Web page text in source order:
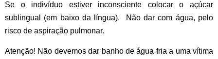
Se o indivíduo estiver inconsciente colocar o açúcar
sublingual (em baixo da língua). Não dar com água, pelo
risco de aspiração pulmonar.
Atenção! Não devemos dar banho de água fria a uma vítima